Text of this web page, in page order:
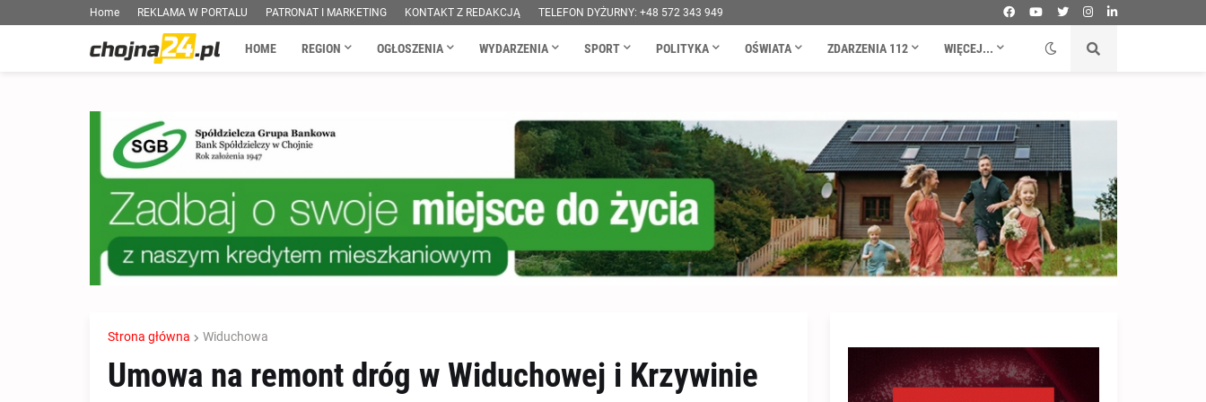
Home REKLAMA W PORTALU PATRONAT I MARKETING KONTAKT Z REDAKCJĄ TELEFON DYŻURNY: +48 572 343 949
HOME REGION OGŁOSZENIA WYDARZENIA SPORT POLITYKA OŚWIATA ZDARZENIA 112 WIĘCEJ...
Strona główna Widuchowa
Umowa na remont dróg w Widuchowej i Krzywinie